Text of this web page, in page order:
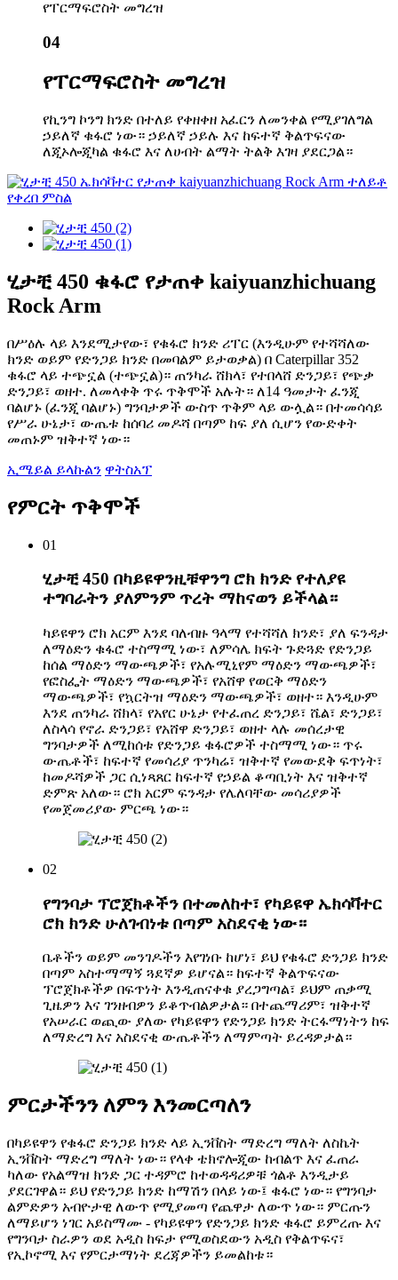
የፐርማፍሮስት መግረዝ
04
የፐርማፍሮስት መግረዝ
የኪንግ ኮንግ ክንድ በተለይ የቀዘቀዘ አፈርን ለመንቀል የሚያገለግል
ኃይለኛ ቁፋሮ ነው። ኃይለኛ ኃይሉ እና ከፍተኛ ቅልጥፍናው
ለጂኦሎጂካል ቁፋሮ እና ለሀብት ልማት ትልቅ እገዛ ያደርጋል።
ሂታቺ 450 ቁፋሮ የታጠቀ kaiyuanzhichuang
Rock Arm
በሥዕሉ ላይ እንደሚታየው፣ የቁፋሮ ክንድ ሪፐር (እንዲሁም የተሻሻለው
ክንድ ወይም የድንጋይ ክንድ በመባልም ይታወቃል) በ Caterpillar 352
ቁፋሮ ላይ ተጭኗል (ተጭኗል)። ጠንካራ ሸክላ፣ የተበላሸ ድንጋይ፣ የጭቃ
ድንጋይ፣ ወዘተ. ለመላቀቅ ጥሩ ጥቅሞች አሉት። ለ14 ዓመታት ፈንጂ
ባልሆኑ (ፈንጂ ባልሆኑ) ግንባታዎች ውስጥ ጥቅም ላይ ውሏል። በተመሳሳይ
የሥራ ሁኔታ፣ ውጤቱ ከሰባሪ መዶሻ በጣም ከፍ ያለ ሲሆን የውድቀት
መጠኑም ዝቅተኛ ነው።
ኢሜይል ይላኩልን ዋትስአፕ
የምርት ጥቅሞች
01
ሂታቺ 450 በካይዩዋንዚቹዋንግ ሮክ ክንድ የተለያዩ
ተግባራትን ያለምንም ጥረት ማከናወን ይችላል።
ካይዩዋን ሮክ አርም እንደ ባለብዙ ዓላማ የተሻሻለ ክንድ፣ ያለ ፍንዳታ
ለማዕድን ቁፋሮ ተስማሚ ነው፣ ለምሳሌ ክፍት ጉድጓድ የድንጋይ
ከሰል ማዕድን ማውጫዎች፣ የአሉሚኒየም ማዕድን ማውጫዎች፣
የፎስፌት ማዕድን ማውጫዎች፣ የአሸዋ የወርቅ ማዕድን
ማውጫዎች፣ የኳርትዝ ማዕድን ማውጫዎች፣ ወዘተ። እንዲሁም
እንደ ጠንካራ ሸክላ፣ የአየር ሁኔታ የተፈጠረ ድንጋይ፣ ሼል፣ ድንጋይ፣
ለስላሳ የኖራ ድንጋይ፣ የአሸዋ ድንጋይ፣ ወዘተ ላሉ መሰረታዊ
ግንባታዎች ለሚከሰቱ የድንጋይ ቁፋሮዎች ተስማሚ ነው። ጥሩ
ውጤቶች፣ ከፍተኛ የመሳሪያ ጥንካሬ፣ ዝቅተኛ የመውደቅ ፍጥነት፣
ከመዶሻዎች ጋር ሲነጻጸር ከፍተኛ የኃይል ቆጣቢነት እና ዝቅተኛ
ድምጽ አለው። ሮክ አርም ፍንዳታ የሌለባቸው መሳሪያዎች
የመጀመሪያው ምርጫ ነው።
02
የግንባታ ፕሮጀክቶችን በተመለከተ፣ የካይዩዋ ኤክሳቫተር
ሮክ ክንድ ሁለገብነቱ በጣም አስደናቂ ነው።
ቤቶችን ወይም መንገዶችን እየገነቡ ከሆነ፣ ይህ የቁፋሮ ድንጋይ ክንድ
በጣም አስተማማኝ ጓደኛዎ ይሆናል። ከፍተኛ ቅልጥፍናው
ፕሮጀክቶችዎ በፍጥነት እንዲጠናቀቁ ያረጋግጣል፣ ይህም ጠቃሚ
ጊዜዎን እና ገንዘብዎን ይቆጥብልዎታል። በተጨማሪም፣ ዝቅተኛ
የአሠራር ወጪው ያለው የካይዩዋን የድንጋይ ክንድ ትርፋማነትን ከፍ
ለማድረግ እና አስደናቂ ውጤቶችን ለማምጣት ይረዳዎታል።
ምርታችንን ለምን እንመርጣለን
በካይዩዋን የቁፋሮ ድንጋይ ክንድ ላይ ኢንቨስት ማድረግ ማለት ለስኬት
ኢንቨስት ማድረግ ማለት ነው። የላቀ ቴክኖሎጂው ከብልጥ እና ፈጠራ
ካለው የአልማዝ ክንድ ጋር ተዳምሮ ከተወዳዳሪዎቹ ጎልቶ እንዲታይ
ያደርገዋል። ይህ የድንጋይ ክንድ ከማሽን በላይ ነው፤ ቁፋሮ ነው። የግንባታ
ልምድዎን አብዮታዊ ለውጥ የሚያመጣ የጨዋታ ለውጥ ነው። ምርጡን
ለማይሆን ነገር አይስማሙ - የካይዩዋን የድንጋይ ክንድ ቁፋሮ ይምረጡ እና
የግንባታ ስራዎን ወደ አዲስ ከፍታ የሚወስደውን አዲስ የቅልጥፍና፣
የኢኮኖሚ እና የምርታማነት ደረጃዎችን ይመልከቱ።